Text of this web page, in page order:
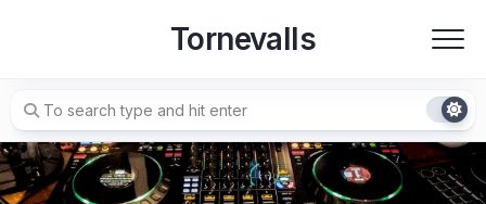
Tornevalls